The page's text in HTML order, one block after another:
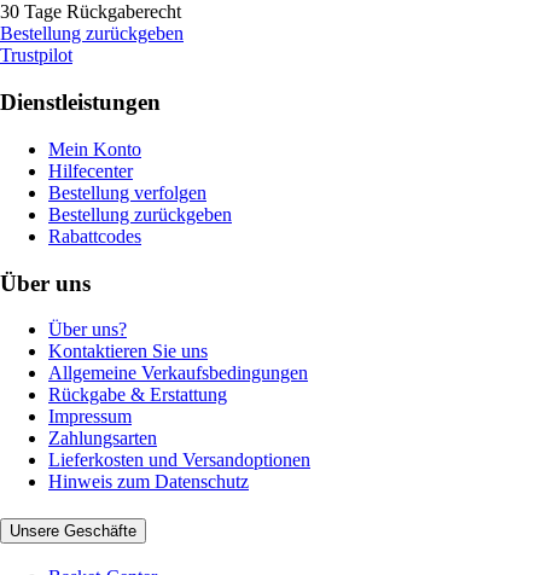
30 Tage Rückgaberecht
Bestellung zurückgeben
Trustpilot
Dienstleistungen
Mein Konto
Hilfecenter
Bestellung verfolgen
Bestellung zurückgeben
Rabattcodes
Über uns
Über uns?
Kontaktieren Sie uns
Allgemeine Verkaufsbedingungen
Rückgabe & Erstattung
Impressum
Zahlungsarten
Lieferkosten und Versandoptionen
Hinweis zum Datenschutz
Unsere Geschäfte